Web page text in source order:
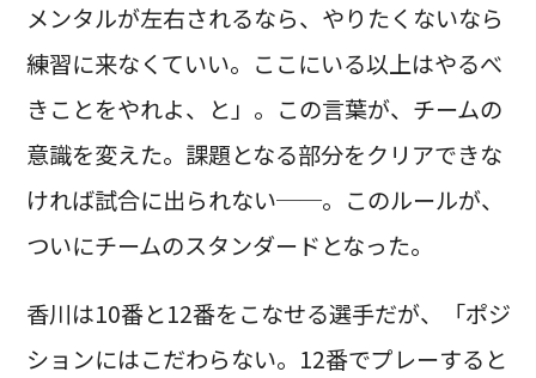
メンタルが左右されるなら、やりたくないなら
練習に来なくていい。ここにいる以上はやるべ
きことをやれよ、と」。この言葉が、チームの
意識を変えた。課題となる部分をクリアできな
ければ試合に出られない──。このルールが、
ついにチームのスタンダードとなった。
香川は10番と12番をこなせる選手だが、「ポジ
ションにはこだわらない。12番でプレーすると